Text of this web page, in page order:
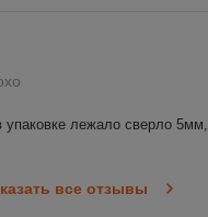
лежало сверло
все отзывы